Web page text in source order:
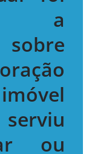
a
ou